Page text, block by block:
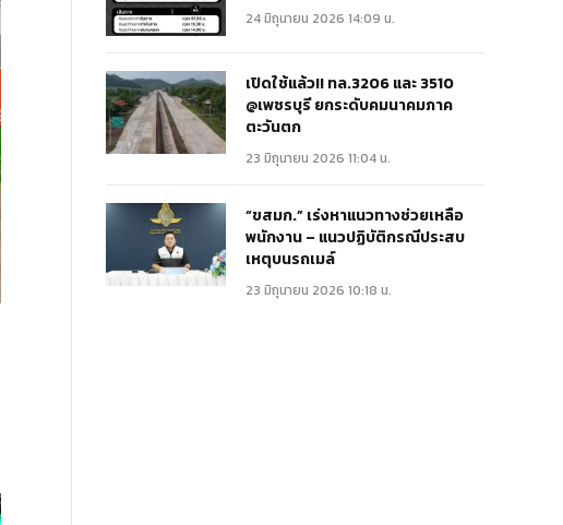
24 มิถุนายน 2026 14:09 น.
เปิดใช้แล้ว!! ทล.3206 และ 3510
@เพชรบุรี ยกระดับคมนาคมภาค
ตะวันตก
23 มิถุนายน 2026 11:04 น.
“ขสมก.” เร่งหาแนวทางช่วยเหลือ
พนักงาน – แนวปฏิบัติกรณีประสบ
เหตุบนรถเมล์
23 มิถุนายน 2026 10:18 น.